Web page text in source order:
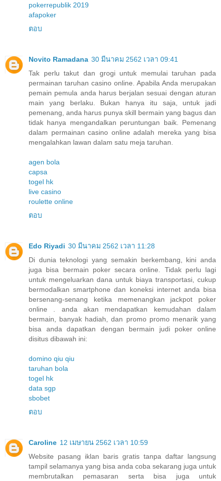
pokerrepublik 2019
afapoker
ตอบ
Novito Ramadana 30 มีนาคม 2562 เวลา 09:41
Tak perlu takut dan grogi untuk memulai taruhan pada
permainan taruhan casino online. Apabila Anda merupakan
pemain pemula anda harus berjalan sesuai dengan aturan
main yang berlaku. Bukan hanya itu saja, untuk jadi
pemenang, anda harus punya skill bermain yang bagus dan
tidak hanya mengandalkan peruntungan baik. Pemenang
dalam permainan casino online adalah mereka yang bisa
mengalahkan lawan dalam satu meja taruhan.
agen bola
capsa
togel hk
live casino
roulette online
ตอบ
Edo Riyadi 30 มีนาคม 2562 เวลา 11:28
Di dunia teknologi yang semakin berkembang, kini anda
juga bisa bermain poker secara online. Tidak perlu lagi
untuk mengeluarkan dana untuk biaya transportasi, cukup
bermodalkan smartphone dan koneksi internet anda bisa
bersenang-senang ketika memenangkan jackpot poker
online . anda akan mendapatkan kemudahan dalam
bermain, banyak hadiah, dan promo promo menarik yang
bisa anda dapatkan dengan bermain judi poker online
disitus dibawah ini:
domino qiu qiu
taruhan bola
togel hk
data sgp
sbobet
ตอบ
Caroline 12 เมษายน 2562 เวลา 10:59
Website pasang iklan baris gratis tanpa daftar langsung
tampil selamanya yang bisa anda coba sekarang juga untuk
membrutalkan pemasaran serta bisa juga untuk